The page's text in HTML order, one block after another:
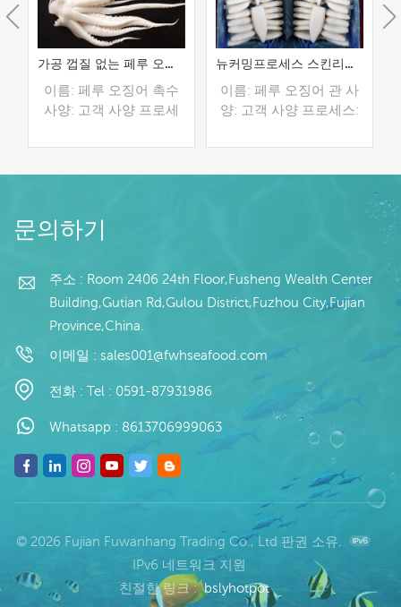
가공 껍질 없는 페루 오징어 촉수
이름: 페루 오징어 촉수
사양: 고객 사양 프로세
이징: IQF 40%(맞춤형)
20피트 컨테이너 / 40피
불가능한 LC 배송: 입금
확인 후 20일 이내 원산
지: 중국 브랜드: 푸 왕 행
뉴커밍프로세스 스킨리스 오징어 튜브
이름: 페루 오징어 관 사
양: 고객 사양 프로세스:
징: IQF 40%(맞춤형) 포
능한 LC 배송: 입금 확인
후 20일 이내 원산지: 중
문의하기
주소 : Room 2406 24th Floor,Fusheng Wealth Center
Building,Gutian Rd,Gulou District,Fuzhou City,Fujian
Province,China.
이메일 : sales001@fwhseafood.com
전화 : Tel : 0591-87931986
Whatsapp : 8613706999063
© 2026 Fujian Fuwanhang Trading Co., Ltd 판권 소유.
IPv6 네트워크 지원
친절한 링크 : bslyhotpot